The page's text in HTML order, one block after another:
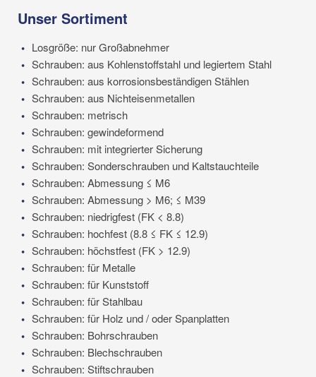
Unser Sortiment
Losgröße: nur Großabnehmer
Schrauben: aus Kohlenstoffstahl und legiertem Stahl
Schrauben: aus korrosionsbeständigen Stählen
Schrauben: aus Nichteisenmetallen
Schrauben: metrisch
Schrauben: gewindeformend
Schrauben: mit integrierter Sicherung
Schrauben: Sonderschrauben und Kaltstauchteile
Schrauben: Abmessung ≤ M6
Schrauben: Abmessung > M6; ≤ M39
Schrauben: niedrigfest (FK < 8.8)
Schrauben: hochfest (8.8 ≤ FK ≤ 12.9)
Schrauben: höchstfest (FK > 12.9)
Schrauben: für Metalle
Schrauben: für Kunststoff
Schrauben: für Stahlbau
Schrauben: für Holz und / oder Spanplatten
Schrauben: Bohrschrauben
Schrauben: Blechschrauben
Schrauben: Stiftschrauben